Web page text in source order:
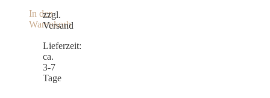
In den
Warenkorb
zzgl.
Versand
Lieferzeit:
ca.
3-7
Tage